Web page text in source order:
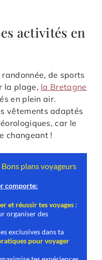
activités en
de sports
la plage, la Bretagne
en plein air.
vêtements adaptés
car le
changeant !